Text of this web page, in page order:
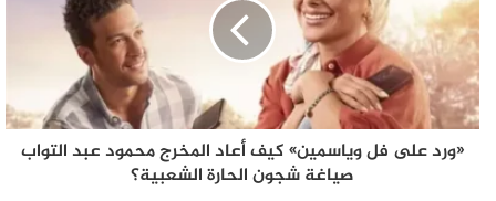
«ورد على فل وياسمين» كيف أعاد المخرج محمود عبد التواب
صياغة شجون الحارة الشعبية؟